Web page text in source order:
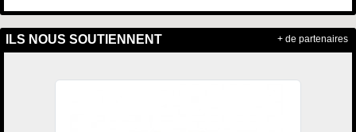
ILS NOUS SOUTIENNENT + de partenaires